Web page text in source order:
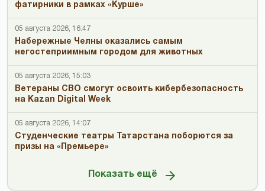
фатирники в рамках «Курше»
05 августа 2026, 16:47
Набережные Челны оказались самым
негостеприимным городом для животных
05 августа 2026, 15:03
Ветераны СВО смогут освоить кибербезопасность
на Kazan Digital Week
05 августа 2026, 14:07
Студенческие театры Татарстана поборются за
призы на «Премьере»
Показать ещё